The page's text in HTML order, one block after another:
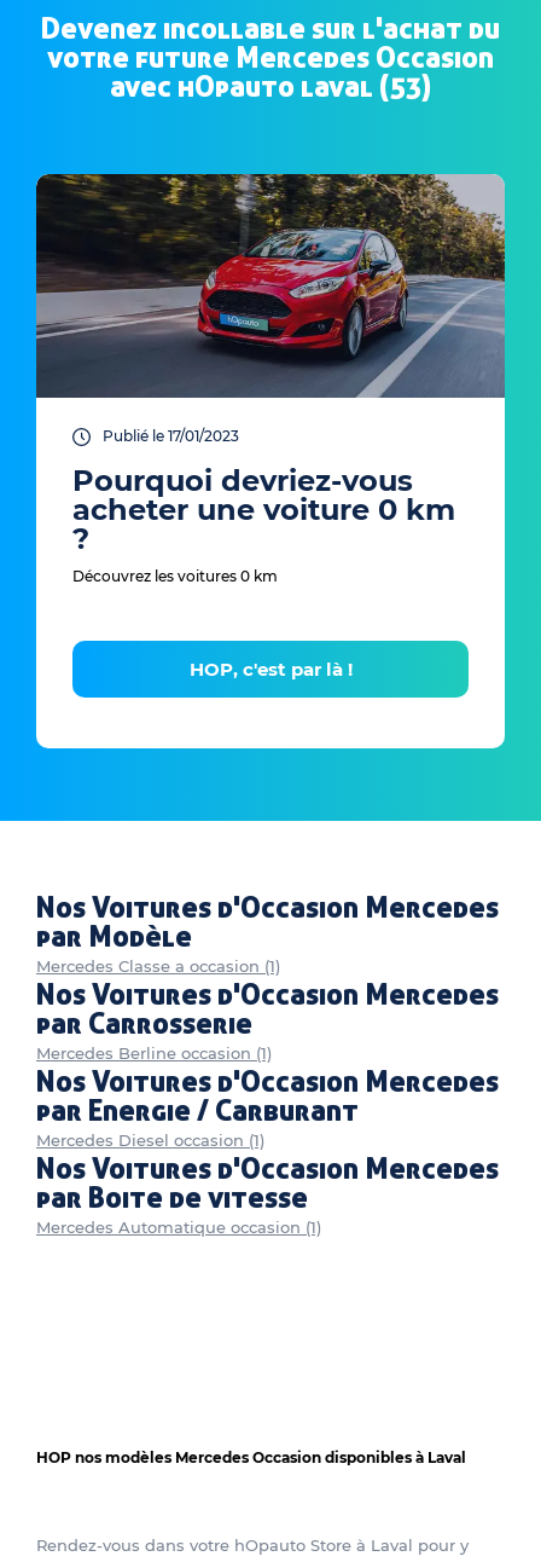
Devenez incollable sur l'achat du
votre future Mercedes Occasion
avec hOpauto laval (53)
Publié le 17/01/2023
Pourquoi devriez-vous
acheter une voiture 0 km
?
Découvrez les voitures 0 km
HOP, c'est par là !
Nos Voitures d'Occasion Mercedes
par Modèle
Mercedes Classe a occasion (1)
Nos Voitures d'Occasion Mercedes
par Carrosserie
Mercedes Berline occasion (1)
Nos Voitures d'Occasion Mercedes
par Energie / Carburant
Mercedes Diesel occasion (1)
Nos Voitures d'Occasion Mercedes
par Boite de vitesse
Mercedes Automatique occasion (1)
HOP nos modèles Mercedes Occasion disponibles à Laval
Rendez-vous dans votre hOpauto Store à Laval pour y